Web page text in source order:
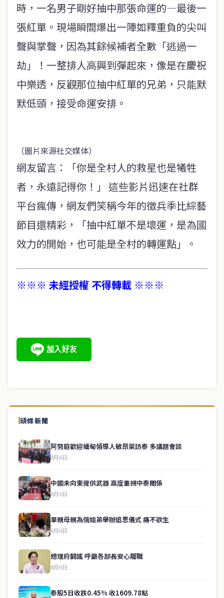
時，一名男子剛好抽中那張命運的—最後一
張紅單。現場瞬間爆出一陣如釋重負的尖叫
聲與掌聲，因為其餘候補者全數「逃過一
劫」！一整排人高興到彈起來，像是在慶祝
中樂透，反觀那位抽中紅單的兄弟，只能默
默低頭，接受命運安排。
（圖片來源社交媒体）
網友留言：「你是全村人的救星也是犧牲
者，永遠記得你！」 這些影片迅速在社群
平台瘋傳，網友們笑稱今年的徵兵季比綜藝
節目還精彩，「抽中紅單不是壞運，是為國
效力的開始，也可能是全村的轉運點」。
※※※ 未經授權 不得轉載 ※※※
頭條新聞
阿努庭歡迎緬甸領導人敏昂萊訪泰 多議題會談
8月6日
中國未向柬提供武器 高度重視中泰關係
8月6日
單親母親為俄姐弟舉辦追思儀式 痛不欲生
8月6日
總理府闢謠 呼籲各部長安心履職
8月6日
泰股5日收跌0.45% 收1609.78點